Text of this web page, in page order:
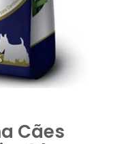
Cães